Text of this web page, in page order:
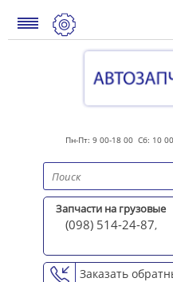
Пн-Пт: 9 00-18 00 Сб: 10
Запчасти на грузовые
(098) 514-24-87,
Заказать